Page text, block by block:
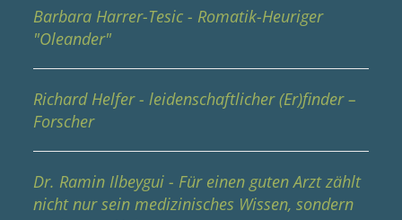
Barbara Harrer-Tesic - Romatik-Heuriger
"Oleander"
Richard Helfer - leidenschaftlicher (Er)finder –
Forscher
Dr. Ramin Ilbeygui - Für einen guten Arzt zählt
nicht nur sein medizinisches Wissen, sondern